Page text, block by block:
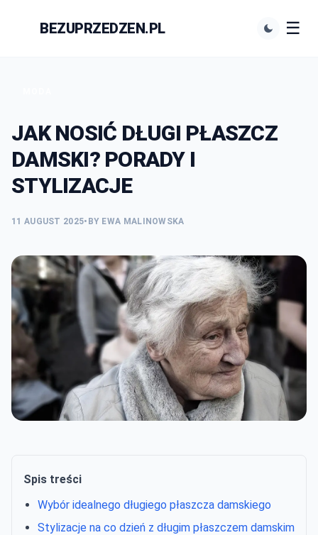
BEZUPRZEDZEN.PL ☰
JAK NOSIĆ DŁUGI PŁASZCZ
DAMSKI? PORADY I
STYLIZACJE
11 AUGUST 2025• BY EWA MALINOWSKA
Spis treści
Wybór idealnego długiego płaszcza damskiego
Stylizacje na co dzień z długim płaszczem damskim